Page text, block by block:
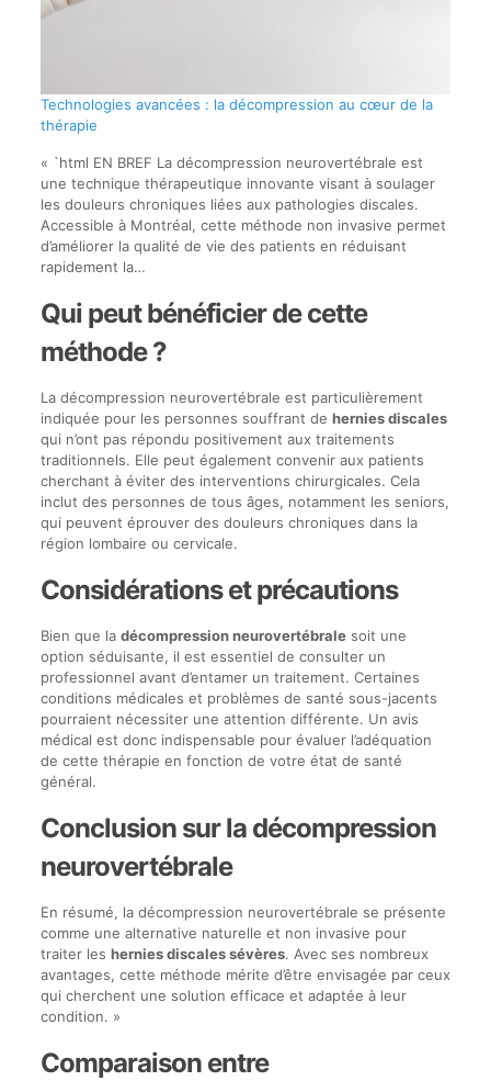
Technologies avancées : la décompression au cœur de la
thérapie
« `html EN BREF La décompression neurovertébrale est
une technique thérapeutique innovante visant à soulager
les douleurs chroniques liées aux pathologies discales.
Accessible à Montréal, cette méthode non invasive permet
d’améliorer la qualité de vie des patients en réduisant
rapidement la…
Qui peut bénéficier de cette
méthode ?
La décompression neurovertébrale est particulièrement
indiquée pour les personnes souffrant de hernies discales
qui n’ont pas répondu positivement aux traitements
traditionnels. Elle peut également convenir aux patients
cherchant à éviter des interventions chirurgicales. Cela
inclut des personnes de tous âges, notamment les seniors,
qui peuvent éprouver des douleurs chroniques dans la
région lombaire ou cervicale.
Considérations et précautions
Bien que la décompression neurovertébralesoit une
option séduisante, il est essentiel de consulter un
professionnel avant d’entamer un traitement. Certaines
conditions médicales et problèmes de santé sous-jacents
pourraient nécessiter une attention différente. Un avis
médical est donc indispensable pour évaluer l’adéquation
de cette thérapie en fonction de votre état de santé
général.
Conclusion sur la décompression
neurovertébrale
En résumé, la décompression neurovertébrale se présente
comme une alternative naturelle et non invasive pour
traiter les hernies discales sévères. Avec ses nombreux
avantages, cette méthode mérite d’être envisagée par ceux
qui cherchent une solution efficace et adaptée à leur
condition. »
Comparaison entre